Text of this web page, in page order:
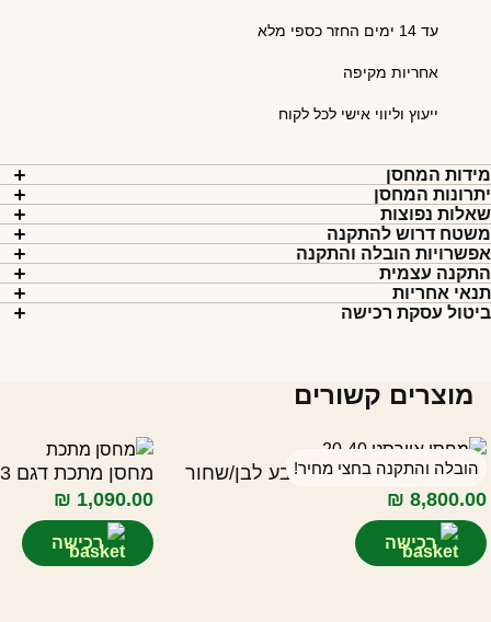
עד 14 ימים החזר כספי מלא
אחריות מקיפה
ייעוץ וליווי אישי לכל לקוח
המחסן
המחסן
נפוצות
דרוש להתקנה
הובלה והתקנה
עצמית
אחריות
עסקת רכישה
מוצרים קשורים
הובלה והתקנה בחצי מחיר!
יחידת אוורסט 20/40 בצבע לבן/שחור
₪ 8,800.00
רכישה
מחסן מתכת דגם 1.71X1.03 CR53
₪ 1,090.00
רכישה